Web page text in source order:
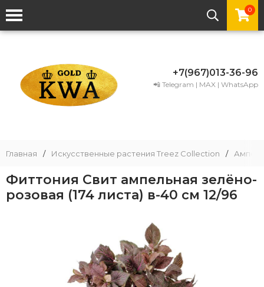
0
+7(967)013-36-96
📲 Telegram | MAX | WhatsApp
Главная / Искусственные растения Treez Collection /
Фиттония Свит ампельная зелёно-
розовая (174 листа) в-40 см 12/96